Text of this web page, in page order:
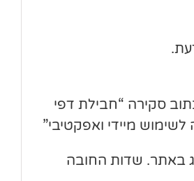
סקירה “חבילת דפי
לשימוש מיידי ואפקטיבי”
באתר. שדות החובה